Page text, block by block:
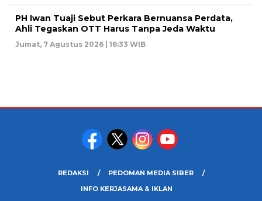
PH Iwan Tuaji Sebut Perkara Bernuansa Perdata,
Ahli Tegaskan OTT Harus Tanpa Jeda Waktu
Jumat, 7 Agustus 2026 | 16:33 WIB
REDAKSI
PEDOMAN MEDIA SIBER
INFO KERJASAMA & IKLAN